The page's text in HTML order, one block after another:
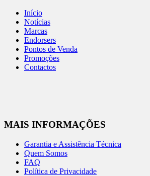
Início
Notícias
Marcas
Endorsers
Pontos de Venda
Promoções
Contactos
MAIS INFORMAÇÕES
Garantia e Assistência Técnica
Quem Somos
FAQ
Política de Privacidade